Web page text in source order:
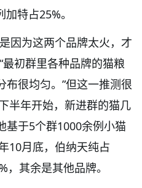
特占25%。
因为这两个品牌太火，才
初群里各种品牌的猫粮
很均匀。”但这一推测很
半年开始，新进群的猫几
基于5个群1000余例小猫
10月底，伯纳天纯占
，其余是其他品牌。